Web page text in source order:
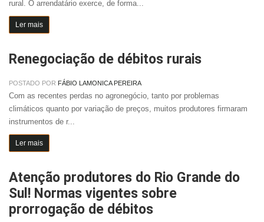
rural. O arrendatário exerce, de forma...
Ler mais
Renegociação de débitos rurais
POSTADO POR FÁBIO LAMONICA PEREIRA
Com as recentes perdas no agronegócio, tanto por problemas
climáticos quanto por variação de preços, muitos produtores firmaram
instrumentos de r...
Ler mais
Atenção produtores do Rio Grande do
Sul! Normas vigentes sobre
prorrogação de débitos